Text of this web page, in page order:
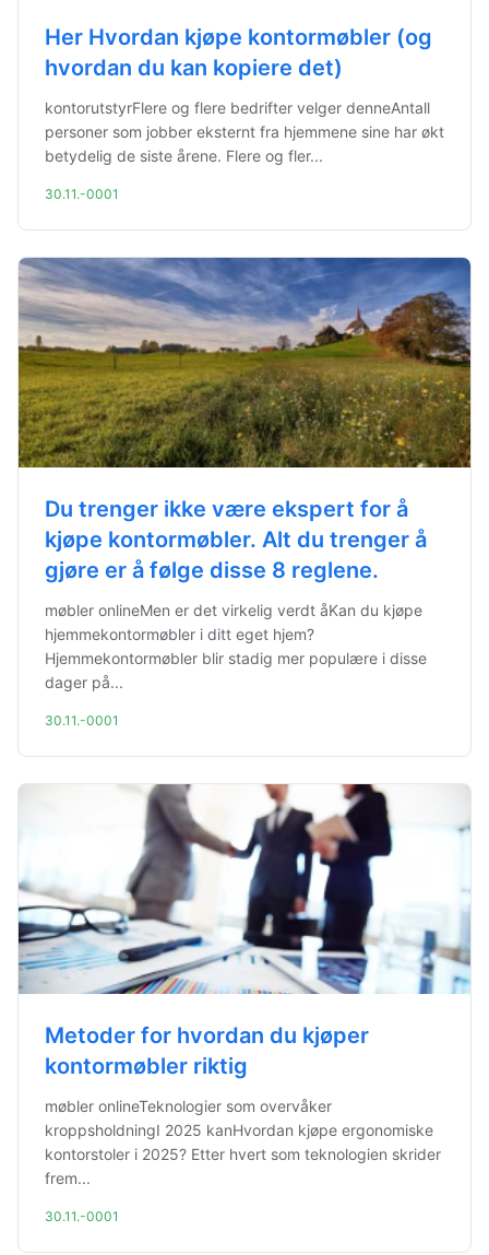
Her Hvordan kjøpe kontormøbler (og
hvordan du kan kopiere det)
kontorutstyrFlere og flere bedrifter velger denneAntall
personer som jobber eksternt fra hjemmene sine har økt
betydelig de siste årene. Flere og fler...
30.11.-0001
Du trenger ikke være ekspert for å
kjøpe kontormøbler. Alt du trenger å
gjøre er å følge disse 8 reglene.
møbler onlineMen er det virkelig verdt åKan du kjøpe
hjemmekontormøbler i ditt eget hjem?
Hjemmekontormøbler blir stadig mer populære i disse
dager på...
30.11.-0001
Metoder for hvordan du kjøper
kontormøbler riktig
møbler onlineTeknologier som overvåker
kroppsholdningI 2025 kanHvordan kjøpe ergonomiske
kontorstoler i 2025? Etter hvert som teknologien skrider
frem...
30.11.-0001